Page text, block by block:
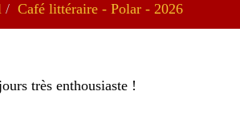
Café littéraire - Polar - 2026
très enthousiaste !